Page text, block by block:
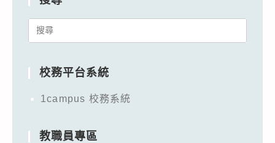
Search
校務平台系統
1campus 校務系統
教職員專區